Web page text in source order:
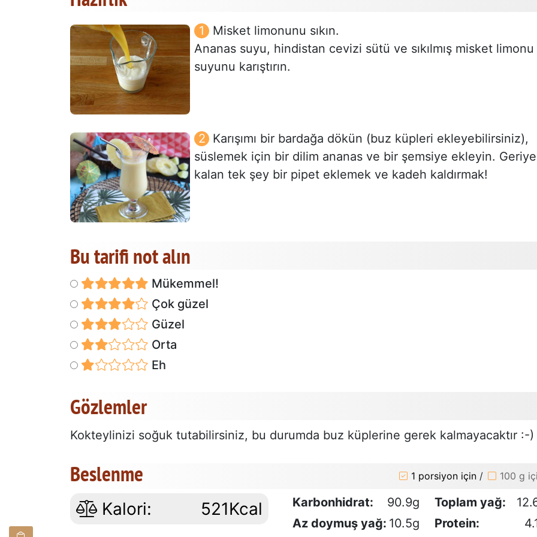
Misket limonunu sıkın.
Ananas suyu, hindistan cevizi sütü ve sıkılmış misket limonu
suyunu karıştırın.
Karışımı bir bardağa dökün (buz küpleri ekleyebilirsiniz),
süslemek için bir dilim ananas ve bir şemsiye ekleyin. Geriye
kalan tek şey bir pipet eklemek ve kadeh kaldırmak!
Bu tarifi not alın
Mükemmel!
Çok güzel
Güzel
Orta
Eh
Gözlemler
Kokteylinizi soğuk tutabilirsiniz, bu durumda buz küplerine gerek kalmayacaktır :-)
Beslenme 1 porsiyon için / 100 g
Kalori: 521Kcal Karbonhidrat: 90.9g Toplam yağ:
Az doymuş yağ: 10.5g Protein: